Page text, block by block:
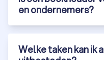
en ondernemers?
Welke taken kan ik